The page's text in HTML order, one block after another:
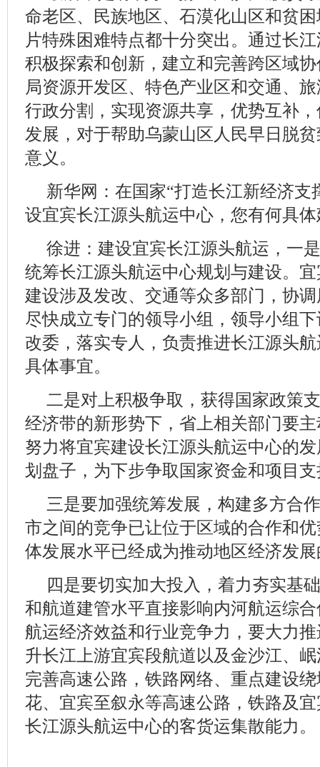
命老区、民族地区、石漠化山区和贫
片特殊困难特点都十分突出。通过长
积极探索和创新，建立和完善跨区域
局资源开发区、特色产业区和交通、
行政分割，实现资源共享，优势互补
发展，对于帮助乌蒙山区人民早日脱
意义。
新华网：在国家“打造长江新经济支
设宜宾长江源头航运中心，您有何具体
徐进：建设宜宾长江源头航运，一
统筹长江源头航运中心规划与建设。
建设涉及发改、交通等众多部门，协
尽快成立专门的领导小组，领导小组
改委，落实专人，负责推进长江源头
具体事宜。
二是对上积极争取，获得国家政策
经济带的新形势下，省上相关部门要
努力将宜宾建设长江源头航运中心的
划盘子，为下步争取国家资金和项目
三是要加强统筹发展，构建多方合
市之间的竞争已让位于区域的合作和
体发展水平已经成为推动地区经济发
四是要切实加大投入，着力夯实基
和航道建管水平直接影响内河航运综
航运经济效益和行业竞争力，要大力
升长江上游宜宾段航道以及金沙江、
完善高速公路，铁路网络、重点建设
花、宜宾至叙永等高速公路，铁路及
长江源头航运中心的客货运集散能力。